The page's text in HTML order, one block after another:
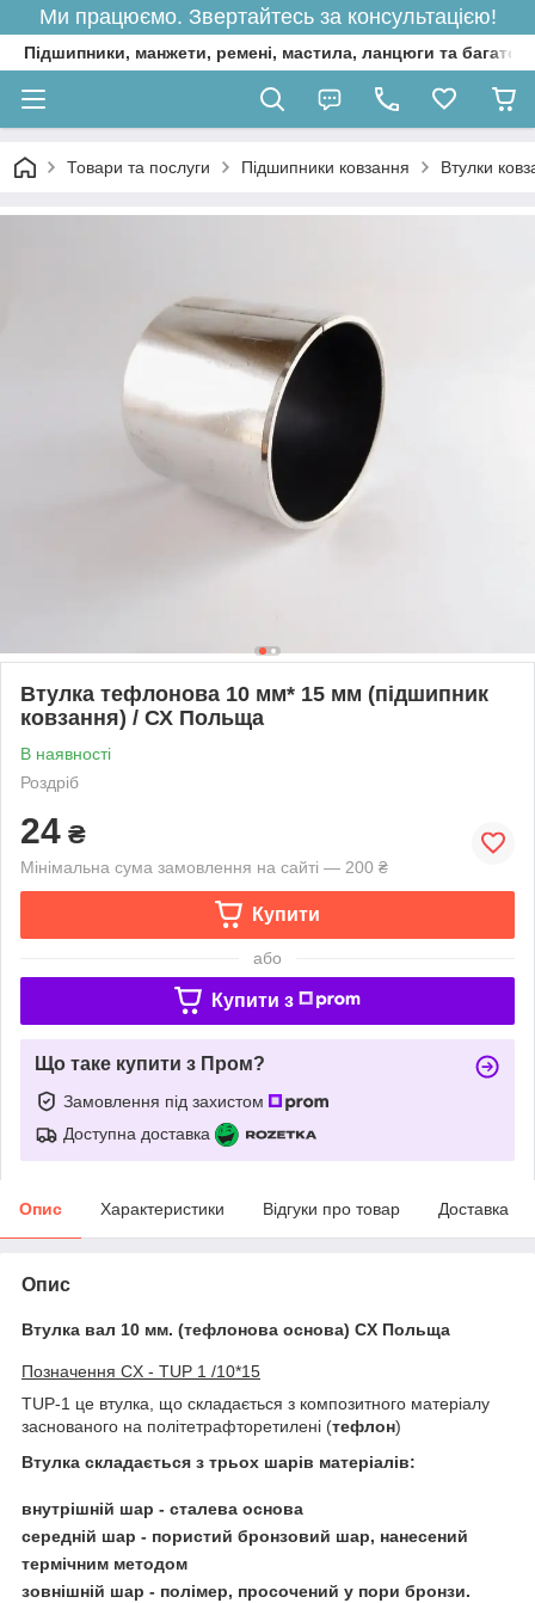
Ми працюємо. Звертайтесь за консультацією!
Підшипники, манжети, ремені, мастила, ланцюги та багато
Товари та послуги Підшипники ковзання Втулки
Втулка тефлонова 10 мм* 15 мм (підшипник
ковзання) / СХ Польща
В наявності
Роздріб
24 ₴
Мінімальна сума замовлення на сайті — 200 ₴
Купити
або
Купити з
Що таке купити з Пром?
Замовлення під захистом
Доступна доставка
Опис Характеристики Відгуки про товар Доставка
Опис
Втулка вал 10 мм. (тефлонова основа) CX Польща
Позначення CX - TUP 1 /10*15
TUP-1 це втулка, що складається з композитного матеріалу
заснованого на політетрафторетилені (тефлон)
Втулка складається з трьох шарів матеріалів:
внутрішній шар - сталева основа
середній шар - пористий бронзовий шар, нанесений
термічним методом
зовнішній шар - полімер, просочений у пори бронзи.